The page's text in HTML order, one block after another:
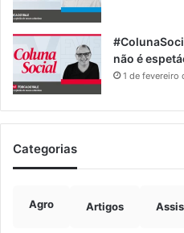
não é
1 de fevereiro
Categorias
Agro Artigos